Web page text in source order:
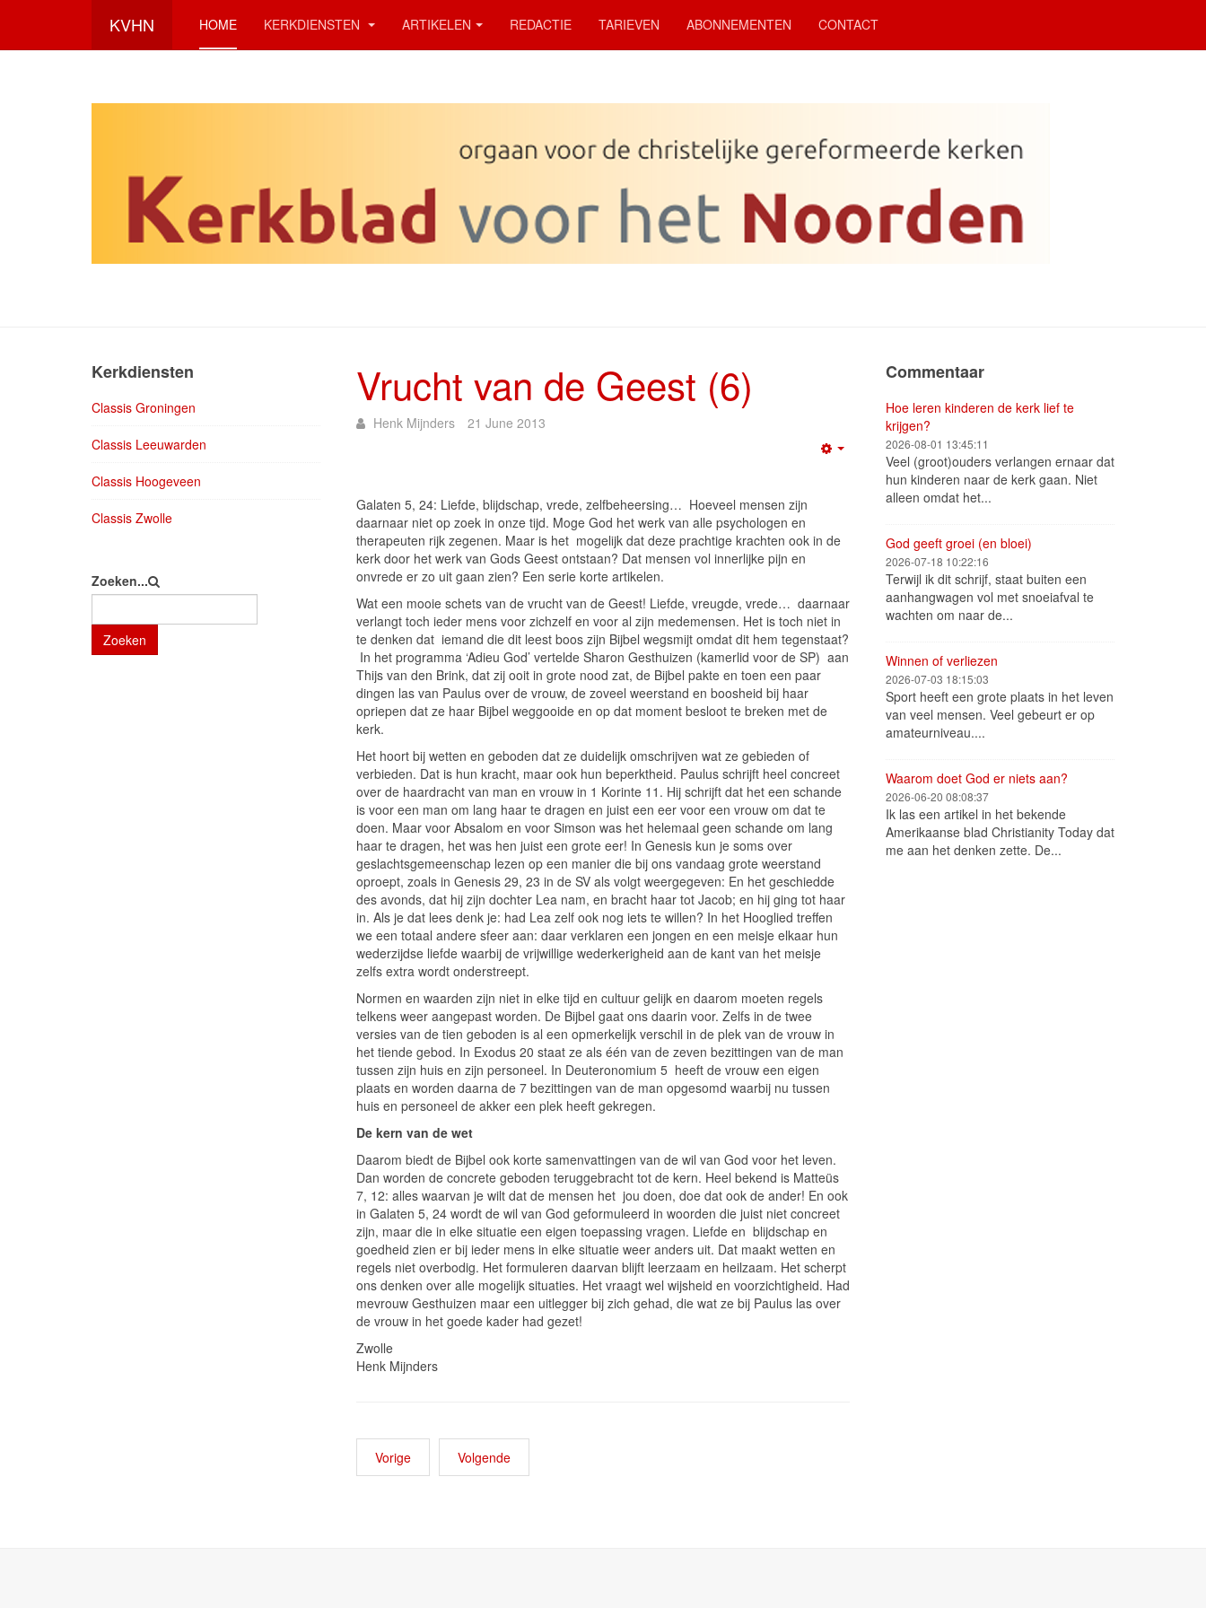
KVHN HOME KERKDIENSTEN ARTIKELEN REDACTIE TARIEVEN ABONNEMENTEN CONTACT
Vrucht van de Geest (6)
Henk Mijnders 21 June 2013
Galaten 5, 24: Liefde, blijdschap, vrede, zelfbeheersing… Hoeveel mensen zijn
daarnaar niet op zoek in onze tijd. Moge God het werk van alle psychologen en
therapeuten rijk zegenen. Maar is het mogelijk dat deze prachtige krachten ook in de
kerk door het werk van Gods Geest ontstaan? Dat mensen vol innerlijke pijn en
onvrede er zo uit gaan zien? Een serie korte artikelen.
Wat een mooie schets van de vrucht van de Geest! Liefde, vreugde, vrede… daarnaar
verlangt toch ieder mens voor zichzelf en voor al zijn medemensen. Het is toch niet in
te denken dat iemand die dit leest boos zijn Bijbel wegsmijt omdat dit hem tegenstaat?
In het programma ‘Adieu God’ vertelde Sharon Gesthuizen (kamerlid voor de SP) aan
Thijs van den Brink, dat zij ooit in grote nood zat, de Bijbel pakte en toen een paar
dingen las van Paulus over de vrouw, de zoveel weerstand en boosheid bij haar
opriepen dat ze haar Bijbel weggooide en op dat moment besloot te breken met de
kerk.
Het hoort bij wetten en geboden dat ze duidelijk omschrijven wat ze gebieden of
verbieden. Dat is hun kracht, maar ook hun beperktheid. Paulus schrijft heel concreet
over de haardracht van man en vrouw in 1 Korinte 11. Hij schrijft dat het een schande
is voor een man om lang haar te dragen en juist een eer voor een vrouw om dat te
doen. Maar voor Absalom en voor Simson was het helemaal geen schande om lang
haar te dragen, het was hen juist een grote eer! In Genesis kun je soms over
geslachtsgemeenschap lezen op een manier die bij ons vandaag grote weerstand
oproept, zoals in Genesis 29, 23 in de SV als volgt weergegeven: En het geschiedde
des avonds, dat hij zijn dochter Lea nam, en bracht haar tot Jacob; en hij ging tot haar
in. Als je dat lees denk je: had Lea zelf ook nog iets te willen? In het Hooglied treffen
we een totaal andere sfeer aan: daar verklaren een jongen en een meisje elkaar hun
wederzijdse liefde waarbij de vrijwillige wederkerigheid aan de kant van het meisje
zelfs extra wordt onderstreept.
Normen en waarden zijn niet in elke tijd en cultuur gelijk en daarom moeten regels
telkens weer aangepast worden. De Bijbel gaat ons daarin voor. Zelfs in de twee
versies van de tien geboden is al een opmerkelijk verschil in de plek van de vrouw in
het tiende gebod. In Exodus 20 staat ze als één van de zeven bezittingen van de man
tussen zijn huis en zijn personeel. In Deuteronomium 5 heeft de vrouw een eigen
plaats en worden daarna de 7 bezittingen van de man opgesomd waarbij nu tussen
huis en personeel de akker een plek heeft gekregen.
De kern van de wet
Daarom biedt de Bijbel ook korte samenvattingen van de wil van God voor het leven.
Dan worden de concrete geboden teruggebracht tot de kern. Heel bekend is Matteüs
7, 12: alles waarvan je wilt dat de mensen het jou doen, doe dat ook de ander! En ook
in Galaten 5, 24 wordt de wil van God geformuleerd in woorden die juist niet concreet
zijn, maar die in elke situatie een eigen toepassing vragen. Liefde en blijdschap en
goedheid zien er bij ieder mens in elke situatie weer anders uit. Dat maakt wetten en
regels niet overbodig. Het formuleren daarvan blijft leerzaam en heilzaam. Het scherpt
ons denken over alle mogelijk situaties. Het vraagt wel wijsheid en voorzichtigheid. Had
mevrouw Gesthuizen maar een uitlegger bij zich gehad, die wat ze bij Paulus las over
de vrouw in het goede kader had gezet!
Zwolle
Henk Mijnders
Vorige Volgende
Kerkdiensten
Classis Groningen
Classis Leeuwarden
Classis Hoogeveen
Classis Zwolle
Zoeken...
Zoeken
Commentaar
Hoe leren kinderen de kerk lief te
krijgen?
2026-08-01 13:45:11
Veel (groot)ouders verlangen ernaar dat
hun kinderen naar de kerk gaan. Niet
alleen omdat het...
God geeft groei (en bloei)
2026-07-18 10:22:16
Terwijl ik dit schrijf, staat buiten een
aanhangwagen vol met snoeiafval te
wachten om naar de...
Winnen of verliezen
2026-07-03 18:15:03
Sport heeft een grote plaats in het leven
van veel mensen. Veel gebeurt er op
amateurniveau....
Waarom doet God er niets aan?
2026-06-20 08:08:37
Ik las een artikel in het bekende
Amerikaanse blad Christianity Today dat
me aan het denken zette. De...